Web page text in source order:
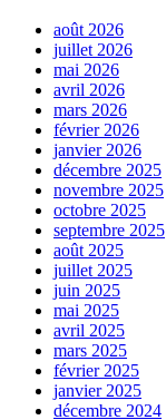
août 2026
juillet 2026
mai 2026
avril 2026
mars 2026
février 2026
janvier 2026
décembre 2025
novembre 2025
octobre 2025
septembre 2025
août 2025
juillet 2025
juin 2025
mai 2025
avril 2025
mars 2025
février 2025
janvier 2025
décembre 2024